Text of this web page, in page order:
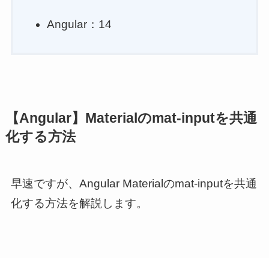
Angular：14
【Angular】Materialのmat-inputを共通
化する方法
早速ですが、Angular Materialのmat-inputを共通
化する方法を解説します。